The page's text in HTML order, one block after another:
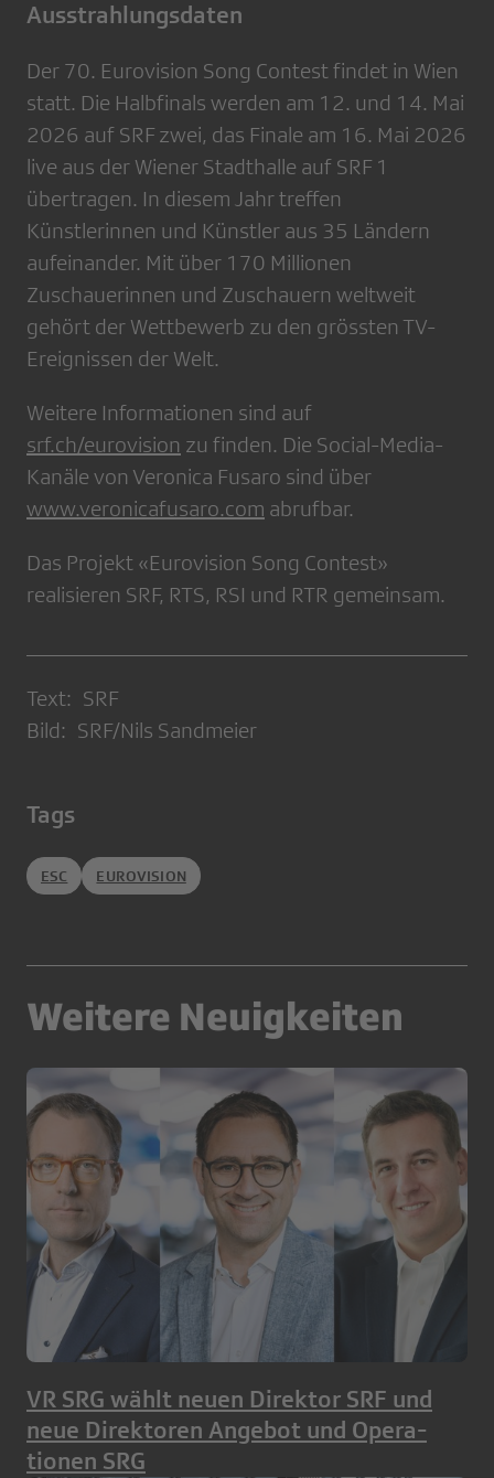
Ausstrahlungsdaten
Der 70. Eurovision Song Contest findet in Wien
statt. Die Halbfinals werden am 12. und 14. Mai
2026 auf SRF zwei, das Finale am 16. Mai 2026
live aus der Wiener Stadthalle auf SRF 1
übertragen. In diesem Jahr treffen
Künstlerinnen und Künstler aus 35 Ländern
aufeinander. Mit über 170 Millionen
Zuschauerinnen und Zuschauern weltweit
gehört der Wettbewerb zu den grössten TV-
Ereignissen der Welt.
Weitere Informationen sind auf
srf.ch/eurovision zu finden. Die Social-Media-
Kanäle von Veronica Fusaro sind über
www.veronicafusaro.com abrufbar.
Das Projekt «Eurovision Song Contest»
realisieren SRF, RTS, RSI und RTR gemeinsam.
Text: SRF
Bild: SRF/Nils Sandmeier
Tags
ESC EUROVISION
Weitere Neuigkeiten
VR SRG wählt neuen Direktor SRF und
neue Direktoren Angebot und Opera­
tionen SRG